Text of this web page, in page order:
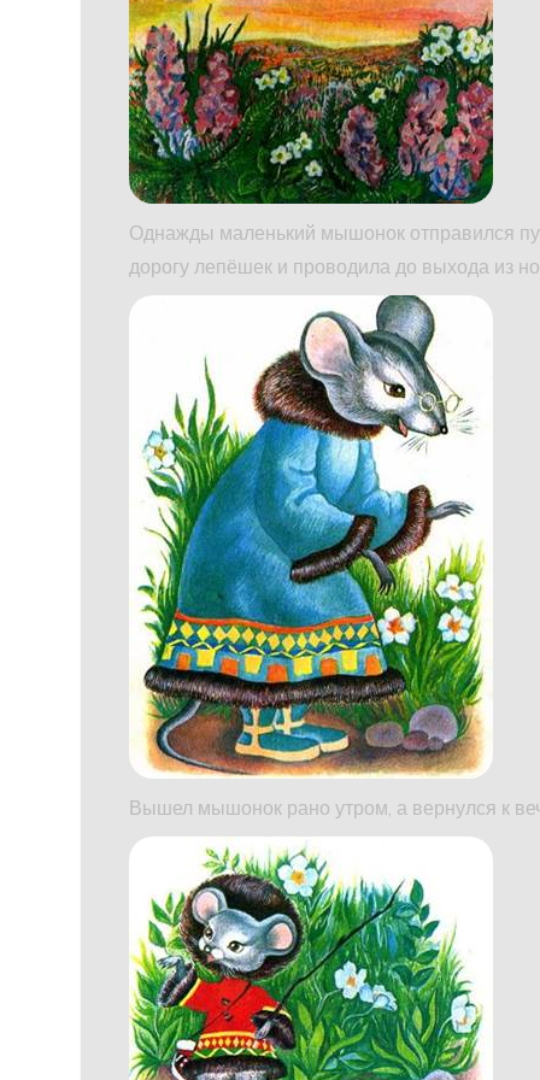
Однажды маленький мышонок отправился
дорогу лепёшек и проводила до выхода из
Вышел мышонок рано утром, а вернулся к